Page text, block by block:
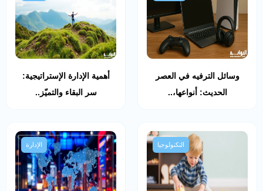
وسائل الترفيه في العصر
الحديث: أنواعها،..
أهمية الإدارة الإستراتيجية:
سر البقاء والتميّز..
التكنولوجيا الإدارة